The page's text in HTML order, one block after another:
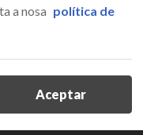
e unha clave de
garantir a súa
e con
de lonxitude,
do mesmo
a nosa política de
Aceptar